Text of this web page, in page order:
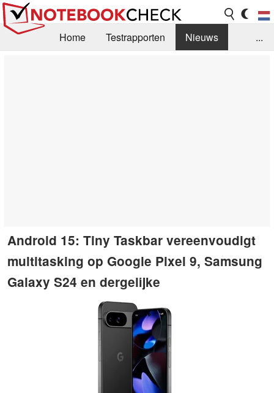
Home Testrapporten
Nieuws
...
Android 15: Tiny Taskbar vereenvoudigt
multitasking op Google Pixel 9, Samsung
Galaxy S24 en dergelijke